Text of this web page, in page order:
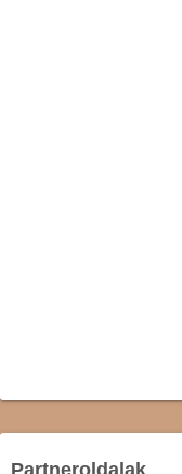
Partneroldalak